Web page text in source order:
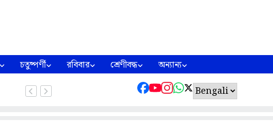
চতুষ্পর্ণী রবিবার শ্রেণীবদ্ধ অন্যান্য